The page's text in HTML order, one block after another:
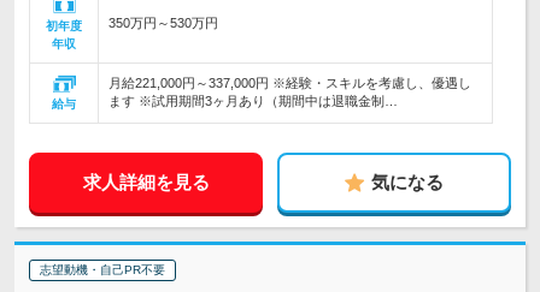
初年度
年収
350万円～530万円
給与
月給221,000円～337,000円 ※経験・スキルを考慮し、優遇し
ます ※試用期間3ヶ月あり（期間中は退職金制…
求人詳細を見る 気になる
志望動機・自己PR不要